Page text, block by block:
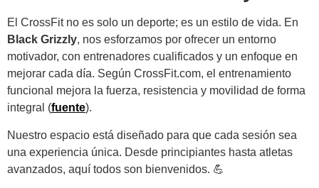
El CrossFit no es solo un deporte; es un estilo de vida. En
Black Grizzly, nos esforzamos por ofrecer un entorno
motivador, con entrenadores cualificados y un enfoque en
mejorar cada día. Según CrossFit.com, el entrenamiento
funcional mejora la fuerza, resistencia y movilidad de forma
integral (fuente).
Nuestro espacio está diseñado para que cada sesión sea
una experiencia única. Desde principiantes hasta atletas
avanzados, aquí todos son bienvenidos. 💪